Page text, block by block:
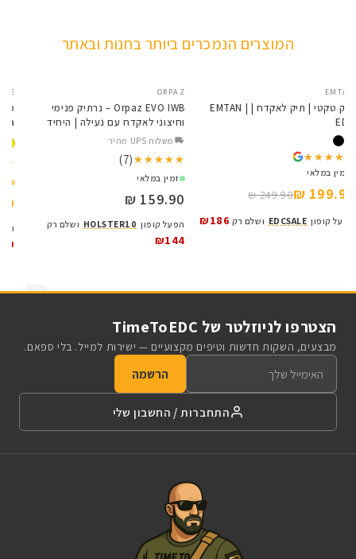
חדשה
מדויקים
המוצרים הנמכרים ביותר בחנות ובאתר
SALE
EMTAN
תיק טקטי | תיק לאקדח | EMTAN |
EDC
★★★★★
★★★★★
זמין במלאי
199.90 ₪
249.90 ₪
הפעל קופון EDCSALE ושלם רק₪186
ORPAZ
Orpaz EVO IWB – נרתיק פנימי
וחיצוני לאקדח עם נעילה | היחיד
מסוגו בישראל
משלוח UPS מהיר
★★★★★
★★★★★
(7)
זמין במלאי
159.90 ₪
הפעל קופון HOLSTER10 ושלם רק
₪144
הצטרפו לניוזלטר של TimeToEDC
מבצעים, השקות חדשות וטיפים מקצועיים — ישירות למייל. בלי ספאם.
הרשמה
התחברות / החשבון שלי